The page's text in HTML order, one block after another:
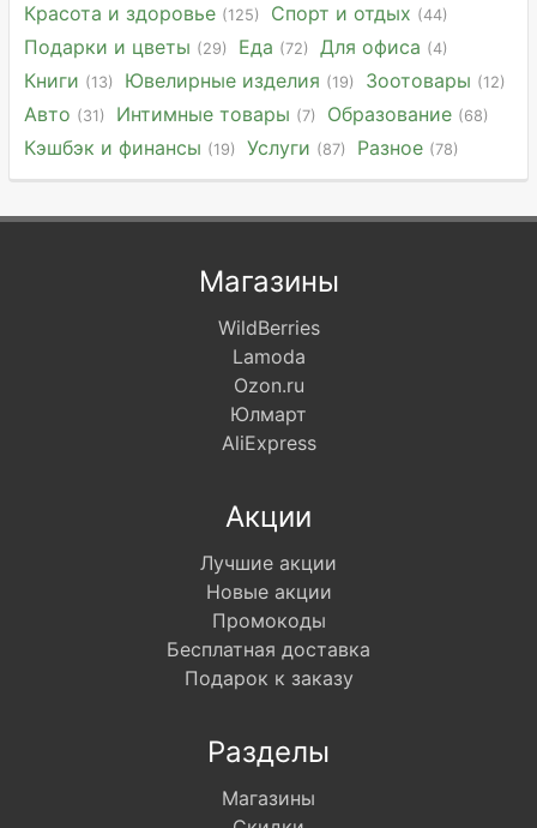
Красота и здоровье (125) Спорт и отдых (44)
Подарки и цветы (29) Еда (72) Для офиса (4)
Книги (13) Ювелирные изделия (19) Зоотовары (12)
Авто (31) Интимные товары (7) Образование (68)
Кэшбэк и финансы (19) Услуги (87) Разное (78)
Магазины
WildBerries
Lamoda
Ozon.ru
Юлмарт
AliExpress
Акции
Лучшие акции
Новые акции
Промокоды
Бесплатная доставка
Подарок к заказу
Разделы
Магазины